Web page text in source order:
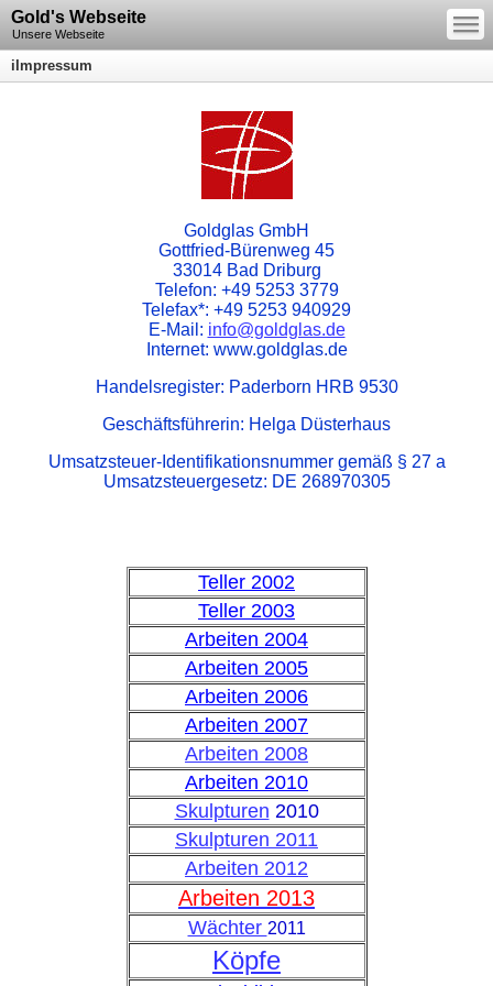
Gold's Webseite
Unsere Webseite
—
—
—
iImpressum
Goldglas GmbH
Gottfried-Bürenweg 45
33014 Bad Driburg
Telefon: +49 5253 3779
Telefax*: +49 5253 940929
E-Mail: info@goldglas.de
Internet: www.goldglas.de
Handelsregister: Paderborn HRB 9530
Geschäftsführerin: Helga Düsterhaus
Umsatzsteuer-Identifikationsnummer gemäß § 27 a
Umsatzsteuergesetz: DE 268970305
Teller 2002
Teller 2003
Arbeiten 2004
Arbeiten 2005
Arbeiten 2006
Arbeiten 2007
Arbeiten 2008
Arbeiten 2010
Skulpturen 2010
Skulpturen 2011
Arbeiten 2012
Arbeiten 2013
Wächter 2011
Köpfe